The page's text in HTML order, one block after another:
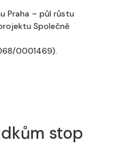
Praha – půl růstu
Společně
0001469).
stop